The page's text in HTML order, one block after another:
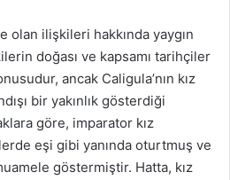
olan ilişkileri hakkında yaygın
doğası ve kapsamı tarihçiler
ancak Caligula’nın kız
bir yakınlık gösterdiği
göre, imparator kız
eşi gibi yanında oturtmuş ve
göstermiştir. Hatta, kız